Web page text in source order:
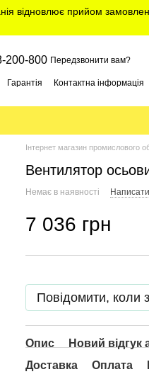
відновлює прийом
200-800 Передзвонити вам?
Гарантія Контактна інформація
Інтернет магазин промислового
Вентилятор
Немає в наявності Написати
7 036 грн
Повідомити, коли
Опис
Новий відгук
Доставка
Оплата